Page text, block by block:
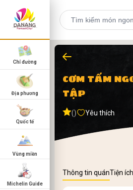
Chỉ đường
Địa phương
Quốc tế
Vùng miền
Michelin Guide
CƠM TẤM
TẬP
() Yêu thích
Thông tin quánTiện ích